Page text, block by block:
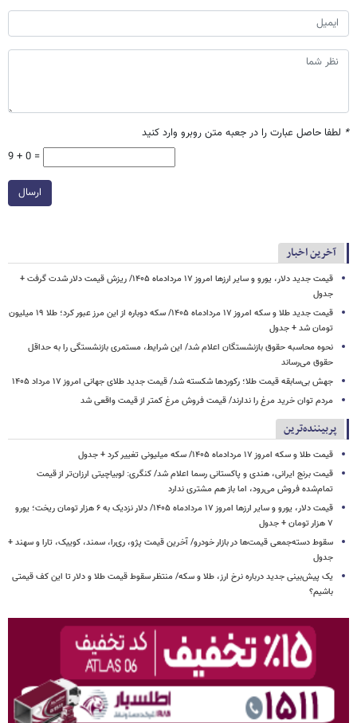
* لطفا حاصل عبارت را در جعبه متن روبرو وارد کنید
9 + 0 =
ارسال
آخرین اخبار
قیمت جدید دلار، یورو و سایر ارزها امروز ۱۷ مردادماه ۱۴۰۵/ ریزش قیمت دلار شدت گرفت +
جدول
قیمت جدید طلا و سکه امروز ۱۷ مردادماه ۱۴۰۵/ سکه دوباره از این مرز عبور کرد؛ طلا ۱۹ میلیون
تومان شد + جدول
نحوه محاسبه حقوق بازنشستگان اعلام شد/ این شرایط، مستمری بازنشستگی را به حداقل
حقوق می‌رساند
جهش بی‌سابقه قیمت طلا؛ رکوردها شکسته شد/ قیمت جدید طلای جهانی امروز ۱۷ مرداد ۱۴۰۵
مردم توان خرید مرغ را ندارند/ قیمت فروش مرغ کمتر از قیمت واقعی شد
پربیننده‌ترین
قیمت طلا و سکه امروز ۱۷ مردادماه ۱۴۰۵/ سکه میلیونی تغییر کرد + جدول
قیمت برنج ایرانی، هندی و پاکستانی رسما اعلام شد/ کنگری: لوبیاچیتی ارزان‌تر از قیمت
تمام‌شده فروش می‌رود، اما باز هم مشتری ندارد
قیمت دلار، یورو و سایر ارزها امروز ۱۷ مردادماه ۱۴۰۵/ دلار نزدیک به ۶ هزار تومان ریخت؛ یورو
۷ هزار تومان + جدول
سقوط دسته‌جمعی قیمت‌ها در بازار خودرو/ آخرین قیمت پژو، ری‌را، سمند، کوییک، تارا و سهند +
جدول
یک پیش‌بینی جدید درباره نرخ ارز، طلا و سکه/ منتظر سقوط قیمت طلا و دلار تا این کف قیمتی
باشیم؟